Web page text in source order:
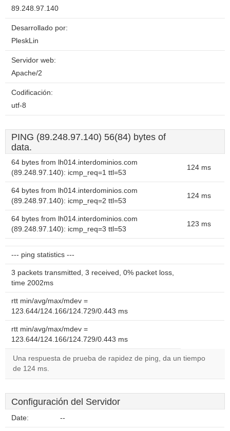
89.248.97.140
Desarrollado por:
PleskLin
Servidor web:
Apache/2
Codificación:
utf-8
PING (89.248.97.140) 56(84) bytes of
data.
64 bytes from lh014.interdominios.com
(89.248.97.140): icmp_req=1 ttl=53
124 ms
64 bytes from lh014.interdominios.com
(89.248.97.140): icmp_req=2 ttl=53
124 ms
64 bytes from lh014.interdominios.com
(89.248.97.140): icmp_req=3 ttl=53
123 ms
--- ping statistics ---
3 packets transmitted, 3 received, 0% packet loss,
time 2002ms
rtt min/avg/max/mdev =
123.644/124.166/124.729/0.443 ms
rtt min/avg/max/mdev =
123.644/124.166/124.729/0.443 ms
Una respuesta de prueba de rapidez de ping, da un tiempo
de 124 ms.
Configuración del Servidor
Date: --